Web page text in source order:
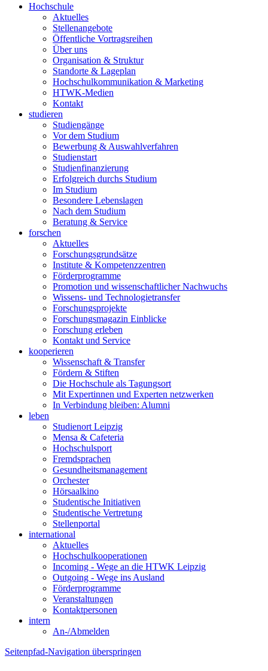
Hochschule
Aktuelles
Stellenangebote
Öffentliche Vortragsreihen
Über uns
Organisation & Struktur
Standorte & Lageplan
Hochschulkommunikation & Marketing
HTWK-Medien
Kontakt
studieren
Studiengänge
Vor dem Studium
Bewerbung & Auswahlverfahren
Studienstart
Studienfinanzierung
Erfolgreich durchs Studium
Im Studium
Besondere Lebenslagen
Nach dem Studium
Beratung & Service
forschen
Aktuelles
Forschungsgrundsätze
Institute & Kompetenzzentren
Förderprogramme
Promotion und wissenschaftlicher Nachwuchs
Wissens- und Technologietransfer
Forschungsprojekte
Forschungsmagazin Einblicke
Forschung erleben
Kontakt und Service
kooperieren
Wissenschaft & Transfer
Fördern & Stiften
Die Hochschule als Tagungsort
Mit Expertinnen und Experten netzwerken
In Verbindung bleiben: Alumni
leben
Studienort Leipzig
Mensa & Cafeteria
Hochschulsport
Fremdsprachen
Gesundheitsmanagement
Orchester
Hörsaalkino
Studentische Initiativen
Studentische Vertretung
Stellenportal
international
Aktuelles
Hochschulkooperationen
Incoming - Wege an die HTWK Leipzig
Outgoing - Wege ins Ausland
Förderprogramme
Veranstaltungen
Kontaktpersonen
intern
An-/Abmelden
Seitenpfad-Navigation überspringen